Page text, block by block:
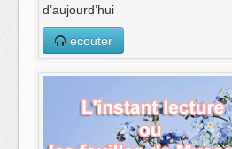
d’aujourd’hui
ecouter